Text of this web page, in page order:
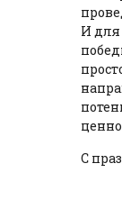
И для
С